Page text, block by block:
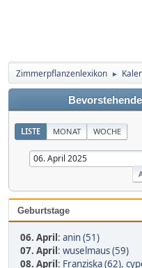
Zimmerpflanzenlexikon ►
LISTE MONAT WOCHE
Geburtstage
06. April: anin (51)
07. April: wuselmaus (59)
08. April: Franziska (62),